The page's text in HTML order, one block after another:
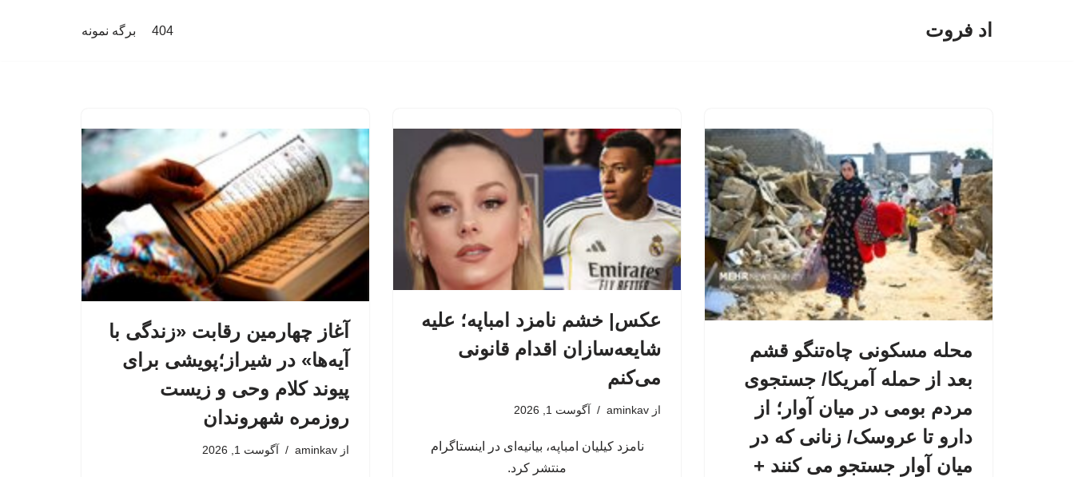
اد فروت 404 برگه نمونه
محله مسکونی چاه‌تنگو قشم
بعد از حمله آمریکا/ جستجوی
مردم بومی در میان آوار؛ از
دارو تا عروسک/ زنانی که در
میان آوار جستجو می کنند +
عکس| خشم نامزد امباپه؛ علیه
شایعه‌سازان اقدام قانونی
می‌کنم
از aminkav آگوست 1, 2026
نامزد کیلیان امباپه، بیانیه‌ای در اینستاگرام
منتشر کرد.
آغاز چهارمین رقابت «زندگی با
آیه‌ها» در شیراز؛پویشی برای
پیوند کلام وحی و زیست
روزمره شهروندان
از aminkav آگوست 1, 2026